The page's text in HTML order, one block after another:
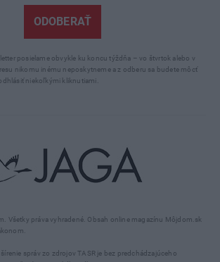
Všetky práva vyhradené. Obsah online magazínu Môjdom.sk
správ zo zdrojov TASR je bez predchádzajúceho
ODOBERAŤ
posielame obvykle ku koncu týždňa – vo štvrtok alebo v
nikomu inému neposkytneme a z odberu sa budete môcť
niekoľkými kliknutiami.